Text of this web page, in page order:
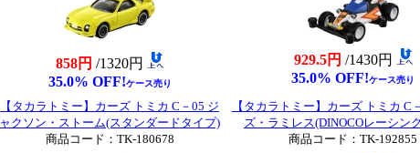
858円 /1320円
35.0% OFF!ケース売り
929.5円 /1430円
35.0% OFF!ケース売り
【タカラトミー】カーズ トミカ C－05 ジ
ャクソン・ストーム(スタンダードタイプ)
商品コード：TK-180678
【タカラトミー】カーズ トミカ C
ズ・ラミレス(DINOCOレーシン
商品コード：TK-192855